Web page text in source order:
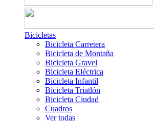
Bicicletas
Bicicleta Carretera
Bicicleta de Montaña
Bicicleta Gravel
Bicicleta Eléctrica
Bicicleta Infantil
Bicicleta Triatlón
Bicicleta Ciudad
Cuadros
Ver todas